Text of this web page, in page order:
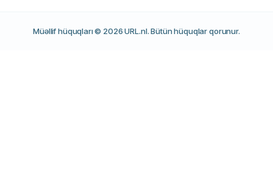
Müəllif hüquqları © 2026 URL.nl. Bütün hüquqlar qorunur.